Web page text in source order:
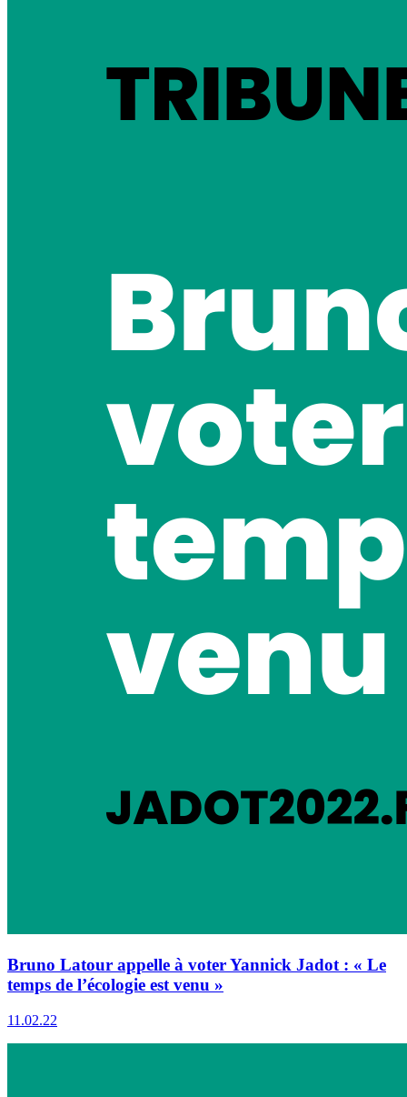
Bruno Latour appelle à voter Yannick Jadot : « Le
temps de l’écologie est venu »
11.02.22